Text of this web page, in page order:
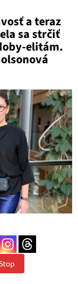
a teraz
sa strčiť
elitám.